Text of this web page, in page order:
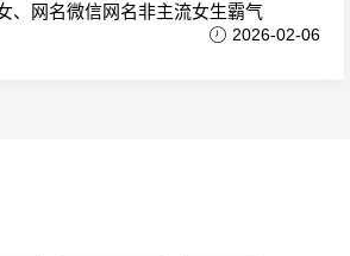
、网名微信网名非主流女生霸气
2026-02-06